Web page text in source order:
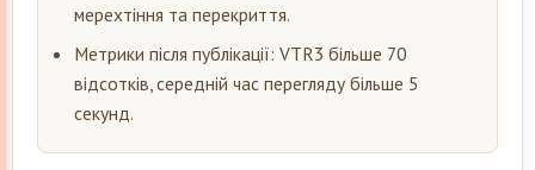
мерехтіння та перекриття.
Метрики після публікації: VTR3 більше 70
відсотків, середній час перегляду більше 5
секунд.